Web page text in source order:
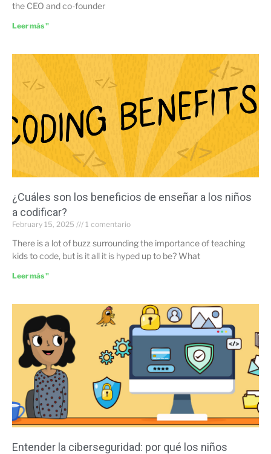
the CEO and co-founder
Leer más "
¿Cuáles son los beneficios de enseñar a los niños
a codificar?
February 15, 2025 1 comentario
There is a lot of buzz surrounding the importance of teaching
kids to code, but is it all it is hyped up to be? What
Leer más "
Entender la ciberseguridad: por qué los niños